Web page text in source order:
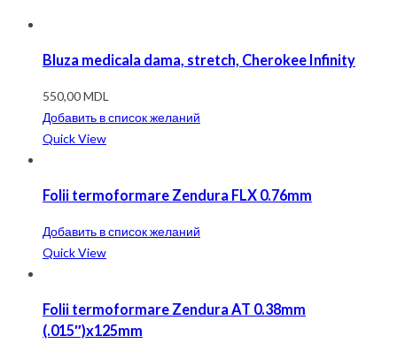
Bluza medicala dama, stretch, Cherokee Infinity
550,00MDL
Добавить в список желаний
Quick View
Folii termoformare Zendura FLX 0.76mm
Добавить в список желаний
Quick View
Folii termoformare Zendura AT 0.38mm
(.015″)x125mm